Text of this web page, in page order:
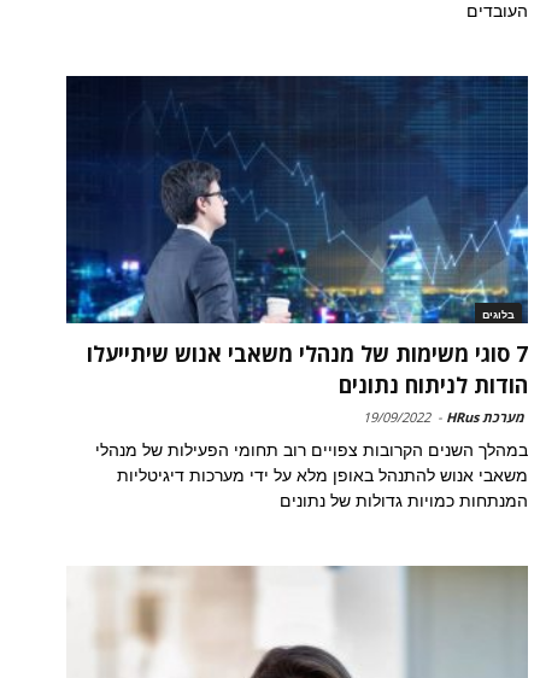
העובדים
בלוגים
7 סוגי משימות של מנהלי משאבי אנוש שיתייעלו
הודות לניתוח נתונים
מערכת HRus -
19/09/2022
במהלך השנים הקרובות צפויים רוב תחומי הפעילות של מנהלי
משאבי אנוש להתנהל באופן מלא על ידי מערכות דיגיטליות
המנתחות כמויות גדולות של נתונים